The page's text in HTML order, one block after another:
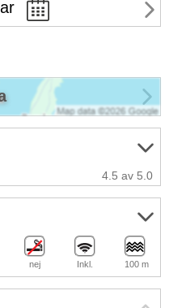
4.5 av 5.0
nej Inkl. 100 m